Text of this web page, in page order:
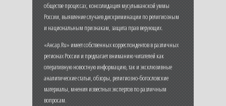
обществе процессах, консолидация мусульманской уммы
России, выявление случаев дискриминации по религиозным
и национальным признакам, защита прав верующих.
«Ансар.Ru» имеет собственных корреспондентов в различных
регионах России и предлагает вниманию читателей как
оперативную новостную информацию, так и эксклюзивные
аналитические статьи, обзоры, религиозно-богословские
материалы, мнения известных экспертов по различным
вопросам.